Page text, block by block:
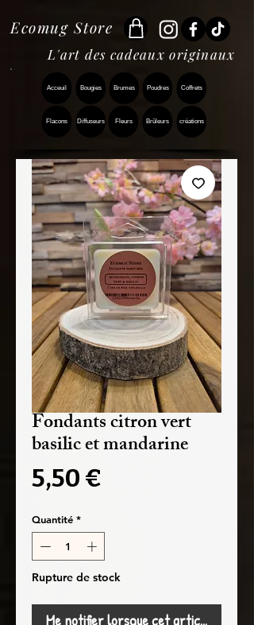
Ecomug Store
L'art des cadeaux originaux
Acceuil
Flacons
Bougies
Diffuseurs
Brumes
Fleurs
Poudres
Brûleurs
Coffrets
créations
Fondants citron vert
basilic et mandarine
5,50 €
Quantité *
Rupture de stock
Me notifier lorsque cet article est